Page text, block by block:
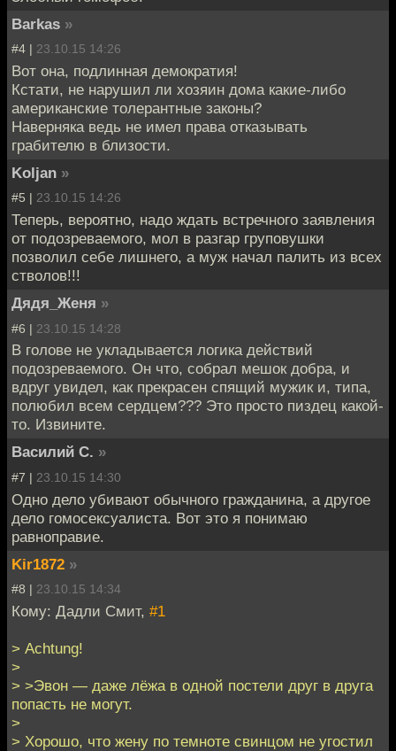
Barkas »
#4 | 23.10.15 14:26
Вот она, подлинная демократия!
Кстати, не нарушил ли хозяин дома какие-либо
американские толерантные законы?
Наверняка ведь не имел права отказывать
грабителю в близости.
Koljan »
#5 | 23.10.15 14:26
Теперь, вероятно, надо ждать встречного заявления
от подозреваемого, мол в разгар груповушки
позволил себе лишнего, а муж начал палить из всех
стволов!!!
Дядя_Женя »
#6 | 23.10.15 14:28
В голове не укладывается логика действий
подозреваемого. Он что, собрал мешок добра, и
вдруг увидел, как прекрасен спящий мужик и, типа,
полюбил всем сердцем??? Это просто пиздец какой-
то. Извините.
Василий С. »
#7 | 23.10.15 14:30
Одно дело убивают обычного гражданина, а другое
дело гомосексуалиста. Вот это я понимаю
равноправие.
Kir1872 »
#8 | 23.10.15 14:34
Кому: Дадли Смит, #1
> Achtung!
>
> >Эвон — даже лёжа в одной постели друг в друга
попасть не могут.
>
> Хорошо, что жену по темноте свинцом не угостил